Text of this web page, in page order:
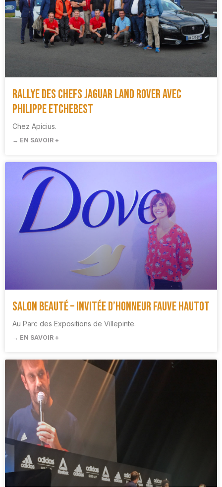
Rallye des Chefs Jaguar Land Rover avec
Philippe Etchebest
Chez Apicius.
→ EN SAVOIR +
Salon Beauté – Invitée d’honneur Fauve Hautot
Au Parc des Expositions de Villepinte.
→ EN SAVOIR +